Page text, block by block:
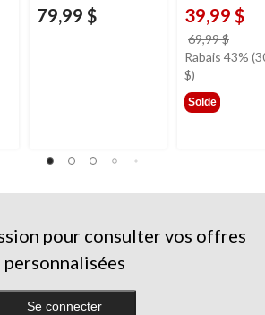
79,99 $ 39,99 $
69,99 $
était
Rabais 43%
$)
Solde
pour consulter vos offres
personnalisées
Se connecter